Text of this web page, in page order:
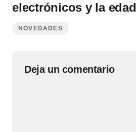
electrónicos y la edad
NOVEDADES
Deja un comentario